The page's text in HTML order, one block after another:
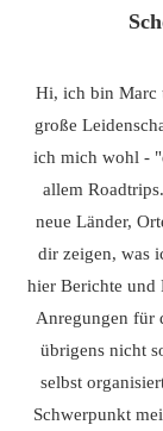
Hi, ich bin Marc
große
ich mich wohl -
allem
neue Länder,
dir zeigen, was
hier Berichte und
Anregungen für
übrigens nicht
selbst
Schwerpunkt